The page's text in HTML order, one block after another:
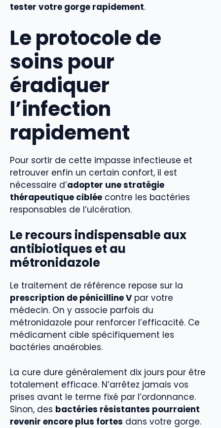
tester votre gorge rapidement.
Le protocole de
soins pour
éradiquer
l’infection
rapidement
Pour sortir de cette impasse infectieuse et
retrouver enfin un certain confort, il est
nécessaire d’adopter une stratégie
thérapeutique ciblée contre les bactéries
responsables de l’ulcération.
Le recours indispensable aux
antibiotiques et au
métronidazole
Le traitement de référence repose sur la
prescription de pénicilline V par votre
médecin. On y associe parfois du
métronidazole pour renforcer l’efficacité. Ce
médicament cible spécifiquement les
bactéries anaérobies.
La cure dure généralement dix jours pour être
totalement efficace. N’arrêtez jamais vos
prises avant le terme fixé par l’ordonnance.
Sinon, des bactéries résistantes pourraient
revenir encore plus fortes dans votre gorge.